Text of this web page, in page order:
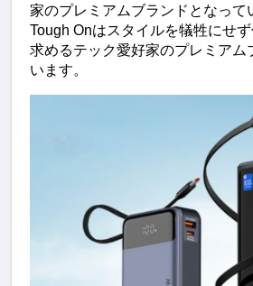
家のプレミアムブランドとなって
Tough Onはスタイルを犠牲にせ
求めるテック愛好家のプレミアム
います。